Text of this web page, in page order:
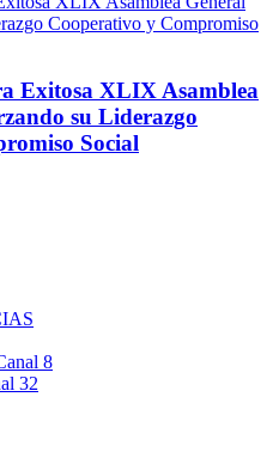
Exitosa XLIX Asamblea
su Liderazgo
Social
8
32